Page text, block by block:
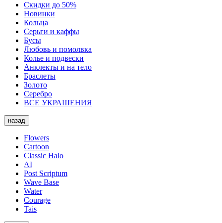
Скидки до 50%
Новинки
Кольца
Серьги и каффы
Бусы
Любовь и помолвка
Колье и подвески
Анклекты и на тело
Браслеты
Золото
Серебро
ВСЕ УКРАШЕНИЯ
назад
Flowers
Cartoon
Classic Halo
AI
Post Scriptum
Wave Base
Water
Courage
Tais